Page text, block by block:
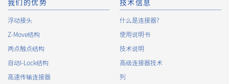
High heat-resistant
IMSA-13065B-16Y916
我们的优势
浮动接头
Z-Move结构
两点触点结构
自动I-Lock结构
高速传输连接器
技术信息
什么是连接器?
使用说明书
技术说明
高级连接器技术
列